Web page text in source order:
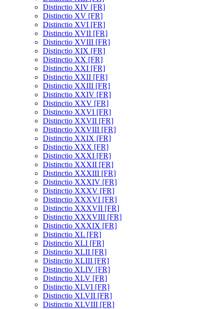
Distinctio XIV [FR]
Distinctio XV [FR]
Distinctio XVI [FR]
Distinctio XVII [FR]
Distinctio XVIII [FR]
Distinctio XIX [FR]
Distinctio XX [FR]
Distinctio XXI [FR]
Distinctio XXII [FR]
Distinctio XXIII [FR]
Distinctio XXIV [FR]
Distinctio XXV [FR]
Distinctio XXVI [FR]
Distinctio XXVII [FR]
Distinctio XXVIII [FR]
Distinctio XXIX [FR]
Distinctio XXX [FR]
Distinctio XXXI [FR]
Distinctio XXXII [FR]
Distinctio XXXIII [FR]
Distinctio XXXIV [FR]
Distinctio XXXV [FR]
Distinctio XXXVI [FR]
Distinctio XXXVII [FR]
Distinctio XXXVIII [FR]
Distinctio XXXIX [FR]
Distinctio XL [FR]
Distinctio XLI [FR]
Distinctio XLII [FR]
Distinctio XLIII [FR]
Distinctio XLIV [FR]
Distinctio XLV [FR]
Distinctio XLVI [FR]
Distinctio XLVII [FR]
Distinctio XLVIII [FR]